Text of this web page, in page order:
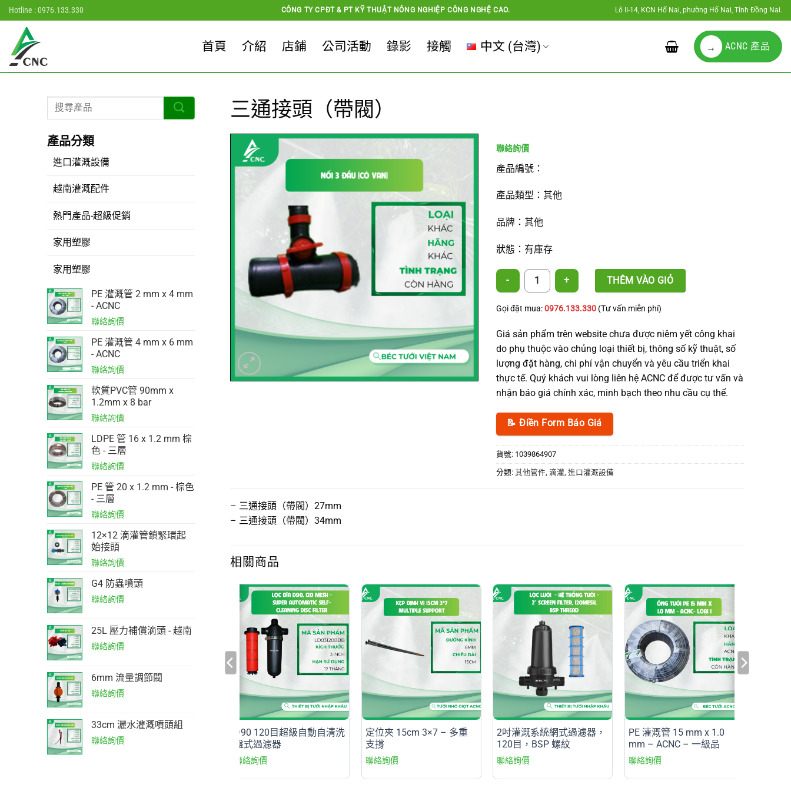
Skip
to
content
Hotline : 0976.133.330 CÔNG TY CPĐT & PT KỸ THUẬT NÔNG NGHIỆP CÔNG NGHỆ CAO. Lô II-14, KCN Hố Nai, phường Hố Nai, Tỉnh Đồng Nai.
首頁 介紹 店鋪 公司活動 錄影 接觸 中文 (台灣) → ACNC 產品
進口灌溉設備
越南灌溉配件
熱門產品-超級促銷
家用塑膠
家用塑膠
PE 灌溉管 2 mm x 4 mm
- ACNC
PE 灌溉管 4 mm x 6 mm
- ACNC
軟質PVC管 90mm x
1.2mm x 8 bar
LDPE 管 16 x 1.2 mm 棕
色 - 三層
PE 管 20 x 1.2 mm - 棕色
- 三層
12×12 滴灌管鎖緊環起
始接頭
G4 防蟲噴頭
25L 壓力補償滴頭 - 越南
6mm 流量調節閥
33cm 灑水灌溉噴頭組
三通接頭（帶閥）
產品編號：
產品類型：其他
品牌：其他
狀態：有庫存
三通接頭（帶閥） 數量 THÊM VÀO GIỎ
Gọi đặt mua:0976.133.330(Tư vấn miễn phí)
Giá sản phẩm trên website chưa được niêm yết công khai
do phụ thuộc vào chủng loại thiết bị, thông số kỹ thuật, số
lượng đặt hàng, chi phí vận chuyển và yêu cầu triển khai
thực tế. Quý khách vui lòng liên hệ ACNC để được tư vấn và
nhận báo giá chính xác, minh bạch theo nhu cầu cụ thể.
📝 Điền Form Báo Giá
貨號: 1039864907
分類: 其他管件, 滴灌 進口灌溉設備
– 三通接頭（帶閥）27mm
– 三通接頭（帶閥）34mm
相關商品
D90 120目超級自動自清洗
盤式過濾器
定位夾 15cm 3×7 – 多重
支撐
2吋灌溉系統網式過濾器，
120目，BSP 螺紋
PE 灌溉管 15 mm x 1.0
mm – ACNC – 一級品
Inova 灑水灌溉噴頭